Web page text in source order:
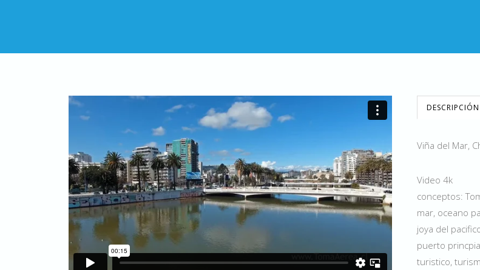
DESCRIPCIÓN
Viña del Mar,
Video 4k
conceptos:
mar, oceano
joya del
puerto
turistico,